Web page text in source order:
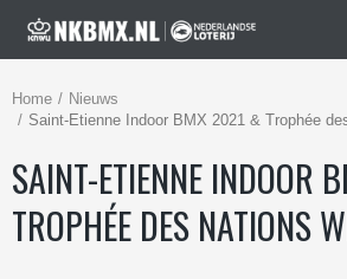
Home
Nieuws
Saint-Etienne Indoor BMX 2021 & Trophée
SAINT-ETIENNE INDOOR
TROPHÉE DES NATIONS